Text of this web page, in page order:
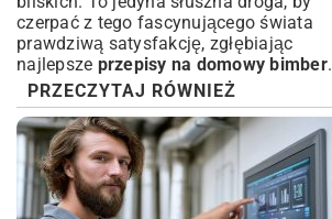
czerpać z tego fascynującego świata
prawdziwą satysfakcję, zgłębiając
najlepsze przepisy na domowy bimber.
PRZECZYTAJ RÓWNIEŻ